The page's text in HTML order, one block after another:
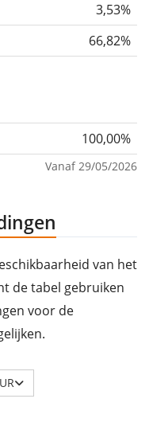
3,53%
66,82%
100,00%
Vanaf 29/05/2026
van het
de tabel gebruiken
voor de